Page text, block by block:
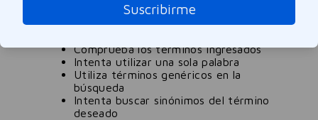
¿Qué debo hacer?
Comprueba los términos ingresados
Intenta utilizar una sola palabra
Utiliza términos genéricos en la
búsqueda
Intenta buscar sinónimos del término
deseado
Suscribirme